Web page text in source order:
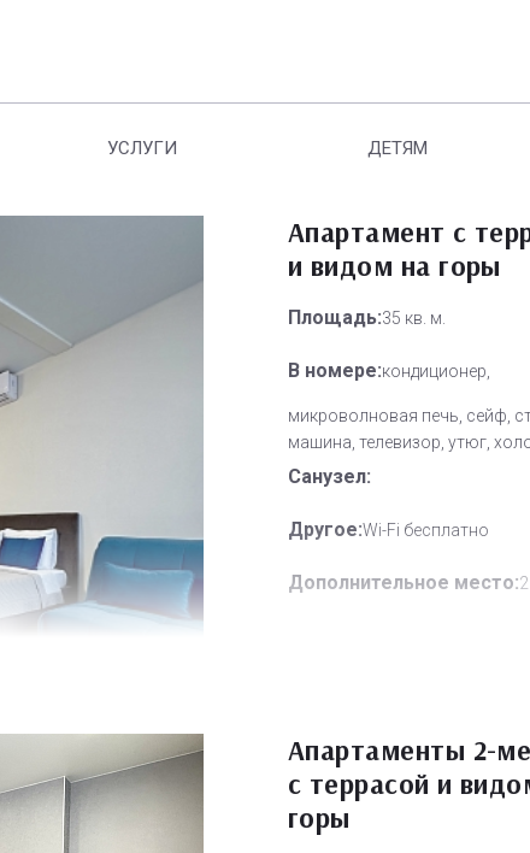
УСЛУГИ ДЕТЯМ
Апартамент с
и видом на горы
Площадь:35 кв. м.
В номере:кондиционер,
микроволновая печь, сейф,
машина, телевизор, утюг,
Санузел:
Другое:Wi-Fi бесплатно
Дополнительное место:2
Апартаменты 2-
с террасой и
горы